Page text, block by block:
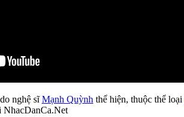
nghệ sĩMạnh Quỳnh thể hiện, thuộc thể loại
NhacDanCa.Net